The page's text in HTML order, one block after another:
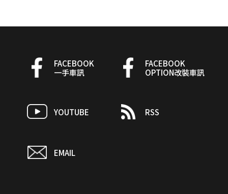
FACEBOOK
一手車訊
FACEBOOK
OPTION改裝車訊
YOUTUBE RSS
EMAIL